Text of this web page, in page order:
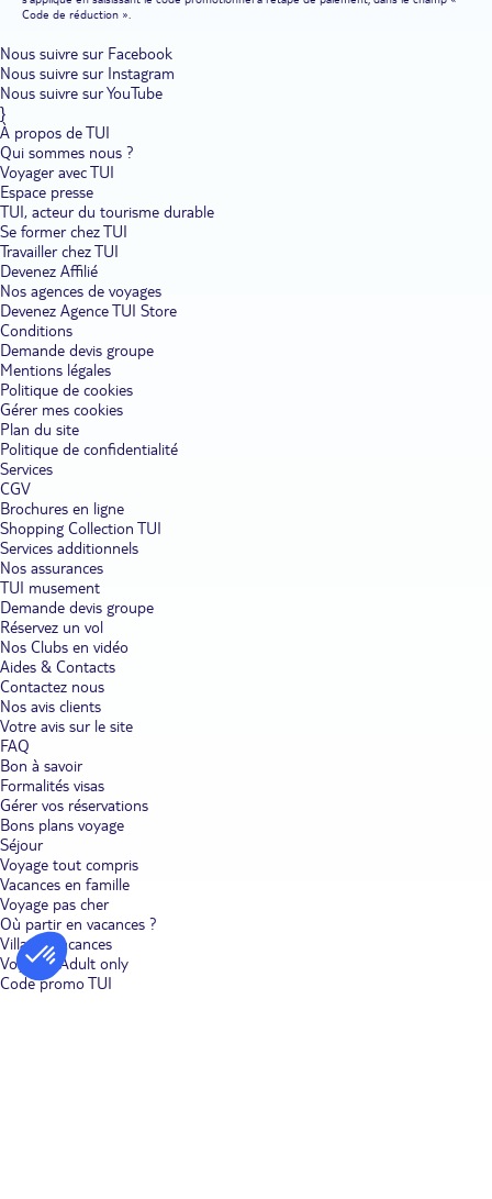
Code de réduction ».
Nous suivre sur Facebook
Nous suivre sur Instagram
Nous suivre sur YouTube
}
À propos de TUI
Qui sommes nous ?
Voyager avec TUI
Espace presse
TUI, acteur du tourisme durable
Se former chez TUI
Travailler chez TUI
Devenez Affilié
Nos agences de voyages
Devenez Agence TUI Store
Conditions
Demande devis groupe
Mentions légales
Politique de cookies
Gérer mes cookies
Plan du site
Politique de confidentialité
Services
CGV
Brochures en ligne
Shopping Collection TUI
Services additionnels
Nos assurances
TUI musement
Demande devis groupe
Réservez un vol
Nos Clubs en vidéo
Aides & Contacts
Contactez nous
Nos avis clients
Votre avis sur le site
FAQ
Bon à savoir
Formalités visas
Gérer vos réservations
Bons plans voyage
Séjour
Voyage tout compris
Vacances en famille
Voyage pas cher
Où partir en vacances ?
Villages vacances
Voyages Adult only
Code promo TUI